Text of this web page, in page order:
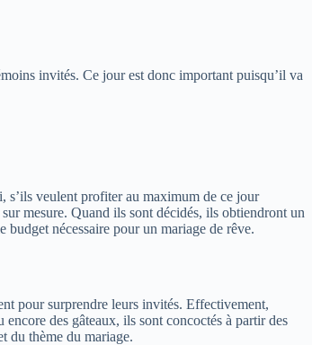
invités. Ce jour est donc important puisqu’il va
s’ils veulent profiter au maximum de ce jour
mesure. Quand ils sont décidés, ils obtiendront un
nécessaire pour un mariage de rêve.
pour surprendre leurs invités. Effectivement,
des gâteaux, ils sont concoctés à partir des
du thème du mariage.